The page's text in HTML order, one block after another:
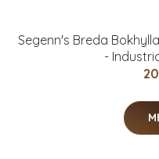
Segenn's Breda
-